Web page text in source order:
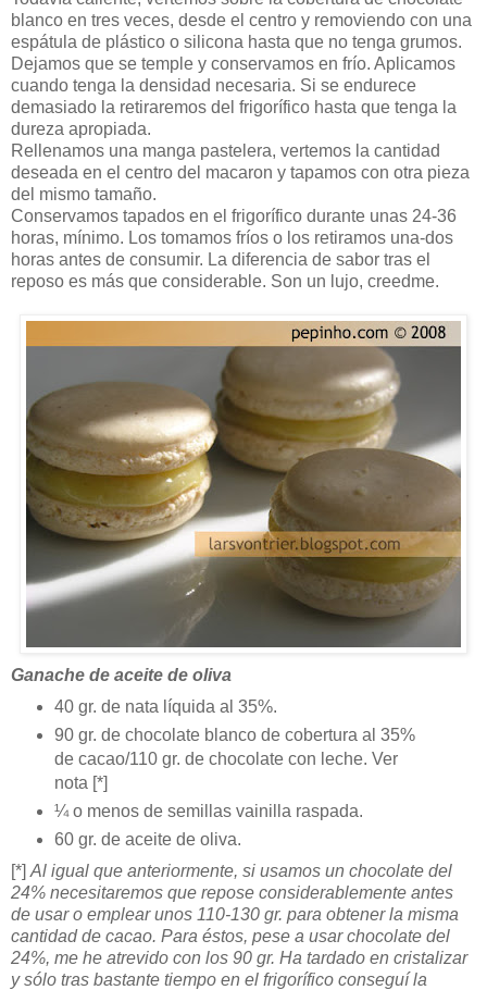
blanco en tres veces, desde el centro y removiendo con una
espátula de plástico o silicona hasta que no tenga grumos.
Dejamos que se temple y conservamos en frío. Aplicamos
cuando tenga la densidad necesaria. Si se endurece
demasiado la retiraremos del frigorífico hasta que tenga la
dureza apropiada.
Rellenamos una manga pastelera, vertemos la cantidad
deseada en el centro del macaron y tapamos con otra pieza
del mismo tamaño.
Conservamos tapados en el frigorífico durante unas 24-36
horas, mínimo. Los tomamos fríos o los retiramos una-dos
horas antes de consumir. La diferencia de sabor tras el
reposo es más que considerable. Son un lujo, creedme.
Ganache de aceite de oliva
40 gr. de nata líquida al 35%.
90 gr. de chocolate blanco de cobertura al 35%
de cacao/110 gr. de chocolate con leche. Ver
nota [*]
¼ o menos de semillas vainilla raspada.
60 gr. de aceite de oliva.
[*] Al igual que anteriormente, si usamos un chocolate del
24% necesitaremos que repose considerablemente antes
de usar o emplear unos 110-130 gr. para obtener la misma
cantidad de cacao. Para éstos, pese a usar chocolate del
24%, me he atrevido con los 90 gr. Ha tardado en cristalizar
y sólo tras bastante tiempo en el frigorífico conseguí la